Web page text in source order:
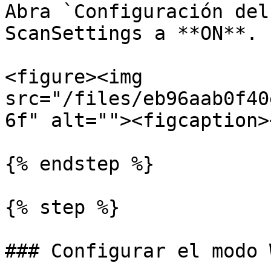
Abra `Configuración
ScanSettings a **ON**.
<figure><img
src="/files/
6f"
{% endstep %}
{% step %}
### Configurar el modo